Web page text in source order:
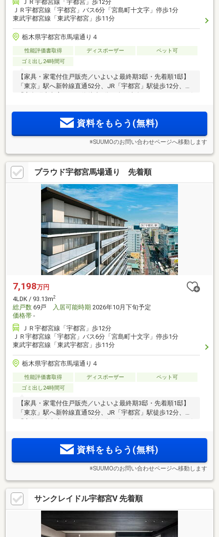
ＪＲ宇都宮線「宇都宮」歩12分
ＪＲ宇都宮線「宇都宮」バス6分「宮島町十文字」停歩1分
東武宇都宮線「東武宇都宮」歩11分
栃木県宇都宮市馬場通り４
性能評価書取得 ディスポーザー
ペット可
ゴミ出し24時間可
【家具・家電付住戸販売／いよいよ最終期3邸・先着順1邸】
「東京」駅へ新幹線直通52分、JR「宇都宮」駅徒歩12分、
貨店」やオリオン通り商店街が身近。完成済の実際の部屋で
広さや陽光を体感。 資料をもらう(無料)
※SUUMOのお問い合わせページへ移動します
プラウド宇都宮馬場通り 先着順
7,198万円
4LDK / 93.13m2
総戸数 69戸 入居可能時期 2026年10月下旬予定
価格帯 -
ＪＲ宇都宮線「宇都宮」歩12分
ＪＲ宇都宮線「宇都宮」バス6分「宮島町十文字」停歩1分
東武宇都宮線「東武宇都宮」歩11分
栃木県宇都宮市馬場通り４
性能評価書取得 ディスポーザー
ペット可
ゴミ出し24時間可
【家具・家電付住戸販売／いよいよ最終期3邸・先着順1邸】
「東京」駅へ新幹線直通52分、JR「宇都宮」駅徒歩12分、
「宮島町十文字」バス停徒歩1分。全戸南向き。ディスポーザ
貨店」やオリオン通り商店街が身近。完成済の実際の部屋で
広さや陽光を体感。 資料をもらう(無料)
※SUUMOのお問い合わせページへ移動します
サンクレイドル宇都宮V 先着順